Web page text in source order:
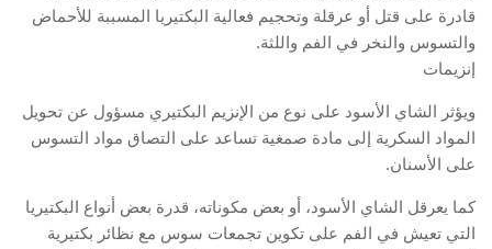
قادرة على قتل أو عرقلة وتحجيم فعالية البكتيريا المسببة للأحماض
والتسوس والنخر في الفم واللثة.
إنزيمات
ويؤثر الشاي الأسود على نوع من الإنزيم البكتيري مسؤول عن تحويل
المواد السكرية إلى مادة صمغية تساعد على التصاق مواد التسوس
على الأسنان.
كما يعرقل الشاي الأسود، أو بعض مكوناته، قدرة بعض أنواع البكتيريا
التي تعيش في الفم على تكوين تجمعات سوس مع نظائر بكتيرية